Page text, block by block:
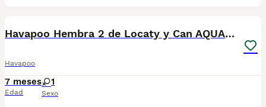
Havapoo Hembra 2 de Locaty y Can AQUANATURA
Havapoo
7 meses
Edad
1
Sexo